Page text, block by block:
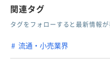
関連タグ
タグをフォローすると最新情報
流通・小売業界